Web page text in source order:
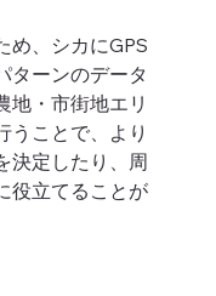
め、シカにGPS
ターンのデータ
地・市街地エリ
うことで、より
決定したり、周
役立てることが